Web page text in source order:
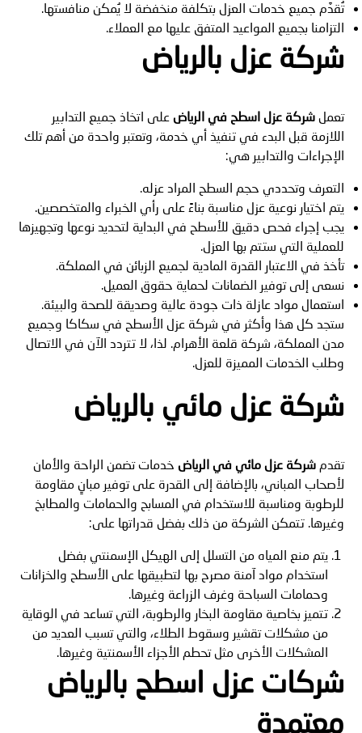
تُقدَّم جميع خدمات العزل بتكلفة منخفضة لا يُمكن منافستها.
التزامنا بجميع المواعيد المتفق عليها مع العملاء.
شركة عزل بالرياض
تعملشركة عزل اسطح في الرياض على اتخاذ جميع التدابير
اللازمة قبل البدء في تنفيذ أي خدمة، وتعتبر واحدة من أهم تلك
الإجراءات والتدابير هي:
التعرف وتحددي حجم السطح المراد عزله.
يتم اختيار نوعية عزل مناسبة بناءً على رأي الخبراء والمتخصصين.
يجب إجراء فحص دقيق للأسطح في البداية لتحديد نوعها وتجهيزها
للعملية التي ستتم بها العزل.
تأخذ في الاعتبار القدرة المادية لجميع الزبائن في المملكة.
نسعى إلى توفير الضمانات لحماية حقوق العميل.
استعمال مواد عازلة ذات جودة عالية وصديقة للصحة والبيئة.
ستجد كل هذا وأكثر في شركة عزل الأسطح في سكاكا وجميع
مدن المملكة، شركة قلعة الأهرام. لذا، لا تتردد الآن في الاتصال
وطلب الخدمات المميزة للعزل.
شركة عزل مائي بالرياض
تقدمشركة عزل مائي في الرياض خدمات تضمن الراحة والأمان
لأصحاب المباني، بالإضافة إلى القدرة على توفير مبانٍ مقاومة
للرطوبة ومناسبة للاستخدام في المسابح والحمامات والمطابخ
وغيرها. تتمكن الشركة من ذلك بفضل قدراتها على:
يتم منع المياه من التسلل إلى الهيكل الإسمنتي بفضل
استخدام مواد آمنة مصرح بها لتطبيقها على الأسطح والخزانات
وحمامات السباحة وغرف الزراعة وغيرها.
تتميز بخاصية مقاومة البخار والرطوبة، التي تساعد في الوقاية
من مشكلات تقشير وسقوط الطلاء، والتي تسبب العديد من
المشكلات الأخرى مثل تحطم الأجزاء الأسمنتية وغيرها.
شركات عزل اسطح بالرياض
معتمدة